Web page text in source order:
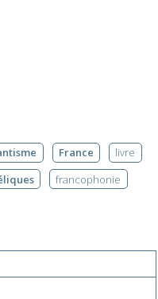
France
livre
francophonie